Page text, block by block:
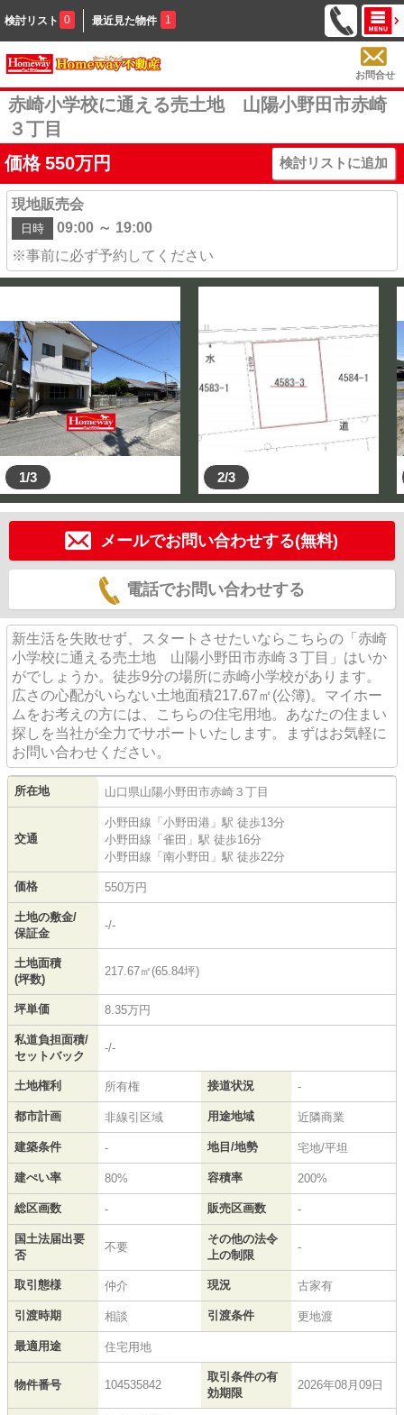
検討リスト 0 最近見た物件 1
お問合せ
赤崎小学校に通える売土地 山陽小野田市赤崎
３丁目
価格 550万円 検討リストに追加
現地販売会
日時
09:00 ～ 19:00
※事前に必ず予約してください
1/3 2/3
メールでお問い合わせする(無料)
電話でお問い合わせする
新生活を失敗せず、スタートさせたいならこちらの「赤崎
小学校に通える売土地 山陽小野田市赤崎３丁目」はいか
がでしょうか。徒歩9分の場所に赤崎小学校があります。
広さの心配がいらない土地面積217.67㎡(公簿)。マイホー
ムをお考えの方には、こちらの住宅用地。あなたの住まい
探しを当社が全力でサポートいたします。まずはお気軽に
お問い合わせください。
所在地 山口県山陽小野田市赤崎 ３丁目
交通
小野田線 「 小野田港 」駅 徒歩13分
小野田線 「 雀田 」駅 徒歩16分
小野田線 「 南小野田 」駅 徒歩22分
価格 550万円
土地の敷金/
保証金
-/-
土地面積
(坪数)
217.67㎡(65.84坪)
坪単価 8.35万円
私道負担面積/
セットバック
-/-
土地権利 所有権 接道状況 -
都市計画 非線引区域 用途地域 近隣商業
建築条件 - 地目/地勢 宅地/平坦
建ぺい率 80% 容積率 200%
総区画数 - 販売区画数 -
国土法届出要
否
不要
その他の法令
上の制限
-
取引態様 仲介 現況 古家有
引渡時期 相談 引渡条件 更地渡
最適用途 住宅用地
物件番号 104535842
取引条件の有
効期限
2026年08月09日